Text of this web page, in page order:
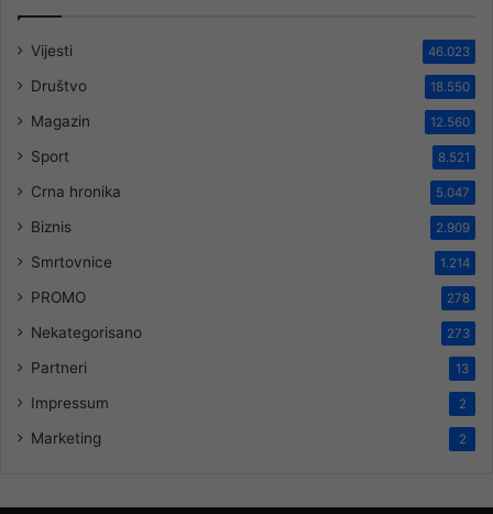
Vijesti 46.023
Društvo 18.550
Magazin 12.560
Sport 8.521
Crna hronika 5.047
Biznis 2.909
Smrtovnice 1.214
PROMO 278
Nekategorisano 273
Partneri 13
Impressum 2
Marketing 2